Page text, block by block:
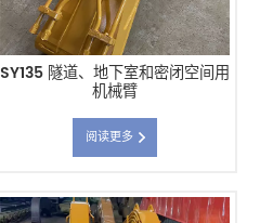
SY135 隧道、地下室和密闭空间用
机械臂
阅读更多